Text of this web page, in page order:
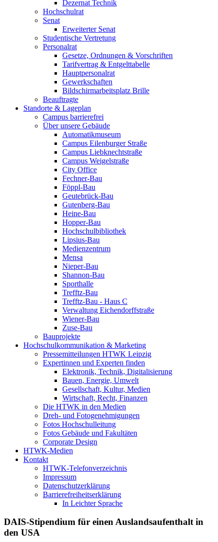
Dezernat Technik
Hochschulrat
Senat
Erweiterter Senat
Studentische Vertretung
Personalrat
Gesetze, Ordnungen & Vorschriften
Tarifvertrag & Entgelttabelle
Hauptpersonalrat
Gewerkschaften
Bildschirmarbeitsplatz Brille
Beauftragte
Standorte & Lageplan
Campus barrierefrei
Über unsere Gebäude
Automatikmuseum
Campus Eilenburger Straße
Campus Liebknechtstraße
Campus Weigelstraße
City Office
Fechner-Bau
Föppl-Bau
Geutebrück-Bau
Gutenberg-Bau
Heine-Bau
Hopper-Bau
Hochschulbibliothek
Lipsius-Bau
Medienzentrum
Mensa
Nieper-Bau
Shannon-Bau
Sporthalle
Trefftz-Bau
Trefftz-Bau - Haus C
Verwaltung Eichendorffstraße
Wiener-Bau
Zuse-Bau
Bauprojekte
Hochschulkommunikation & Marketing
Pressemitteilungen HTWK Leipzig
Expertinnen und Experten finden
Elektronik, Technik, Digitalisierung
Bauen, Energie, Umwelt
Gesellschaft, Kultur, Medien
Wirtschaft, Recht, Finanzen
Die HTWK in den Medien
Dreh- und Fotogenehmigungen
Fotos Hochschulleitung
Fotos Gebäude und Fakultäten
Corporate Design
HTWK-Medien
Kontakt
HTWK-Telefonverzeichnis
Impressum
Datenschutzerklärung
Barrierefreiheitserklärung
In Leichter Sprache
DAIS-Stipendium für einen Auslandsaufenthalt in
den USA